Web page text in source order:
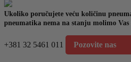
20,599.00 RSD.
Ukoliko poručujete veću količinu
pneumatika nema na stanju molimo
+381 32 5461 011 Pozovite nas